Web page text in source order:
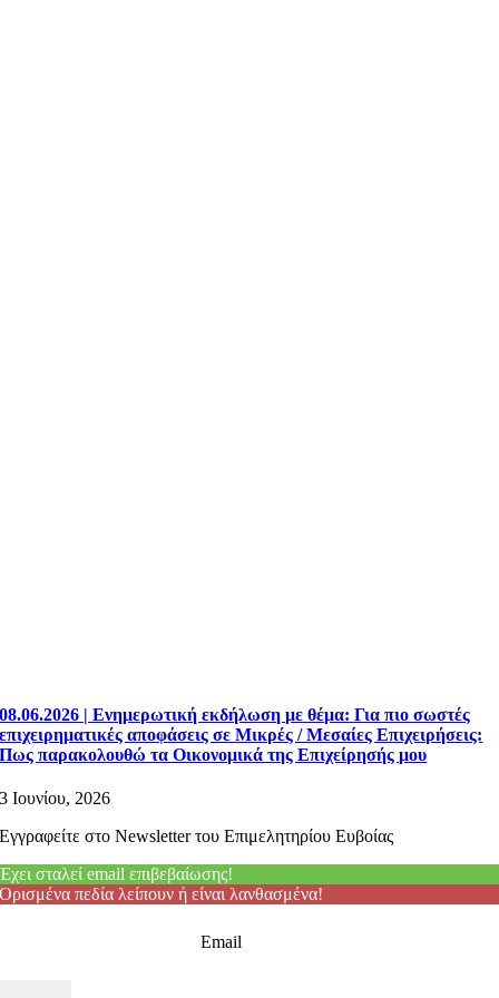
08.06.2026 | Ενημερωτική εκδήλωση με θέμα: Για πιο σωστές
επιχειρηματικές αποφάσεις σε Μικρές / Μεσαίες Επιχειρήσεις:
Πως παρακολουθώ τα Οικονομικά της Επιχείρησής μου
3 Ιουνίου, 2026
Εγγραφείτε στο Newsletter του Επιμελητηρίου Ευβοίας
Έχει σταλεί email επιβεβαίωσης!
Ορισμένα πεδία λείπουν ή είναι λανθασμένα!
Email